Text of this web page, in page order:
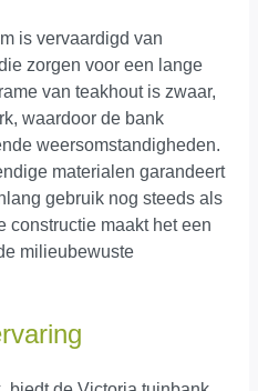
is vervaardigd van
zorgen voor een lange
van teakhout is zwaar,
waardoor de bank
weersomstandigheden.
materialen garandeert
gebruik nog steeds als
constructie maakt het een
milieubewuste